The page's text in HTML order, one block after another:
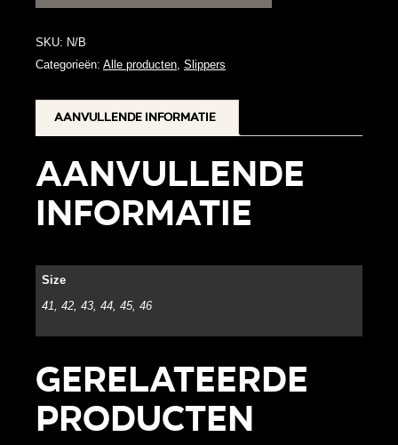
SKU: N/B
Categorieën: Alle producten, Slippers
Aanvullende informatie
Aanvullende
informatie
Size
41, 42, 43, 44, 45, 46
Gerelateerde
producten